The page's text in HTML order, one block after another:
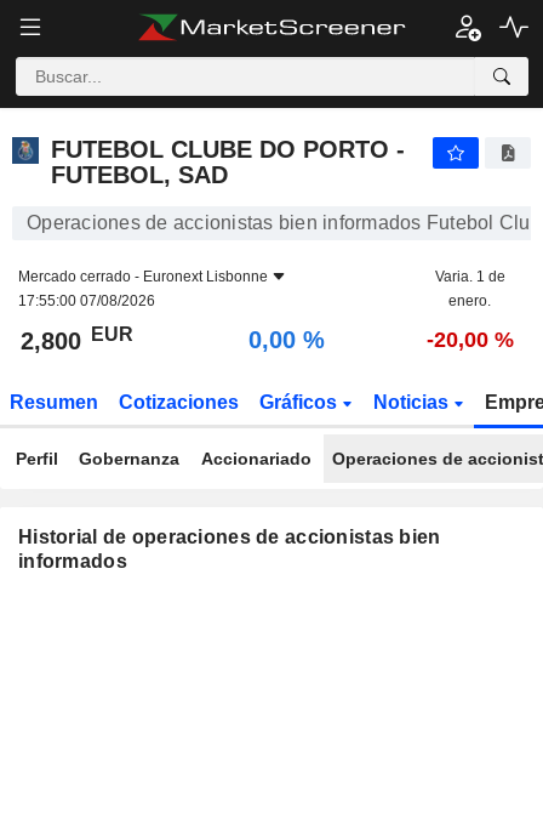
FUTEBOL CLUBE DO PORTO -
FUTEBOL, SAD
Operaciones de accionistas bien informados Futebol
Mercado cerrado - Euronext Lisbonne
17:55:00 07/08/2026
Varia. 1 de
enero.
2,800 EUR 0,00 % -20,00 %
Resumen Cotizaciones Gráficos Noticias
Perfil Gobernanza Accionariado Operaciones de
Historial de operaciones de accionistas bien
informados